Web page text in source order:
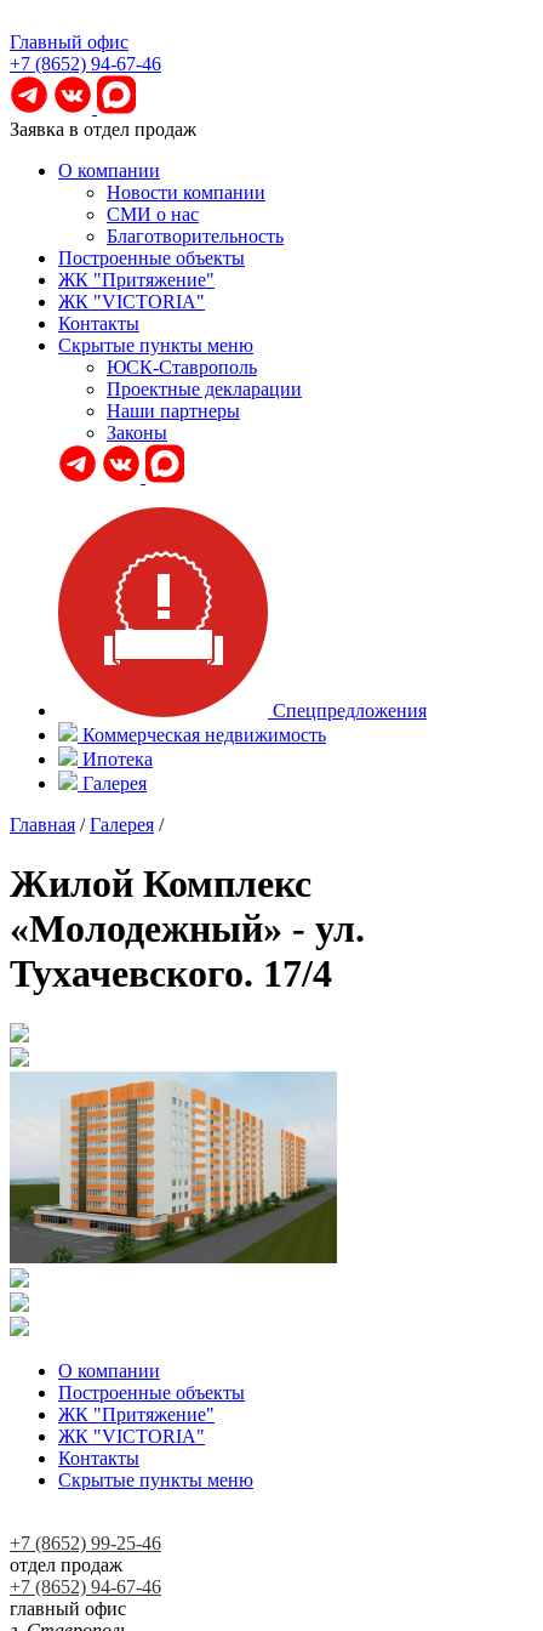
Главный офис
+7 (8652) 94-67-46
Заявка в отдел продаж
О компании
Новости компании
СМИ о нас
Благотворительность
Построенные объекты
ЖК "Притяжение"
ЖК "VICTORIA"
Контакты
Скрытые пункты меню
ЮСК-Ставрополь
Проектные декларации
Наши партнеры
Законы
Спецпредложения
Коммерческая недвижимость
Ипотека
Галерея
Главная /Галерея /
Жилой Комплекс
«Молодежный» - ул.
Тухачевского. 17/4
О компании
Построенные объекты
ЖК "Притяжение"
ЖК "VICTORIA"
Контакты
Скрытые пункты меню
+7 (8652) 99-25-46
отдел продаж
+7 (8652) 94-67-46
главный офис